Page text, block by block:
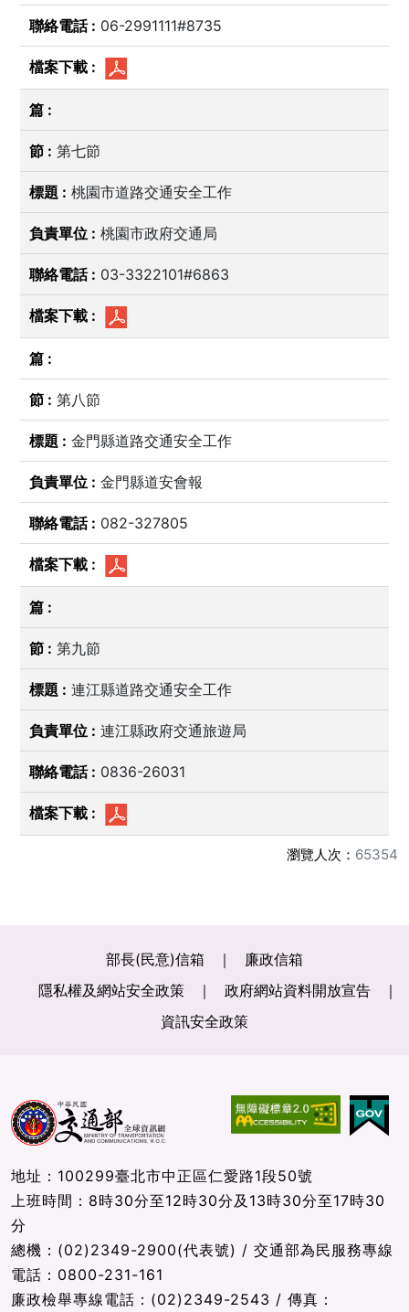
06-2991111#8735
第七節
桃園市道路交通安全工作
桃園市政府交通局
03-3322101#6863
第八節
金門縣道路交通安全工作
金門縣道安會報
082-327805
第九節
連江縣道路交通安全工作
連江縣政府交通旅遊局
0836-26031
瀏覽人次： 65354
部長(民意)信箱
廉政信箱
隱私權及網站安全政策
政府網站資料開放宣告
資訊安全政策
地址：100299臺北市中正區仁愛路1段50號
上班時間：8時30分至12時30分及13時30分至17時30
分
總機：(02)2349-2900(代表號) / 交通部為民服務專線
電話：0800-231-161
廉政檢舉專線電話：(02)2349-2543 / 傳真：